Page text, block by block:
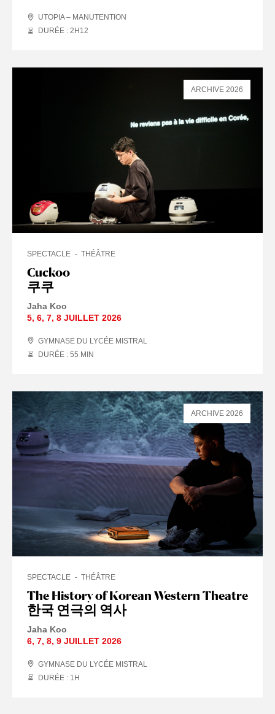
UTOPIA – MANUTENTION
DURÉE : 2 H 12
Cuckoo
쿠쿠
SPECTACLE THÉÂTRE
Jaha Koo
5, 6, 7, 8 JUILLET 2026
GYMNASE DU LYCÉE MISTRAL
DURÉE : 55 MIN
ARCHIVE 2026
The History of Korean Western Theatre
한국 연극의 역사
SPECTACLE THÉÂTRE
Jaha Koo
6, 7, 8, 9 JUILLET 2026
GYMNASE DU LYCÉE MISTRAL
DURÉE : 1H
ARCHIVE 2026